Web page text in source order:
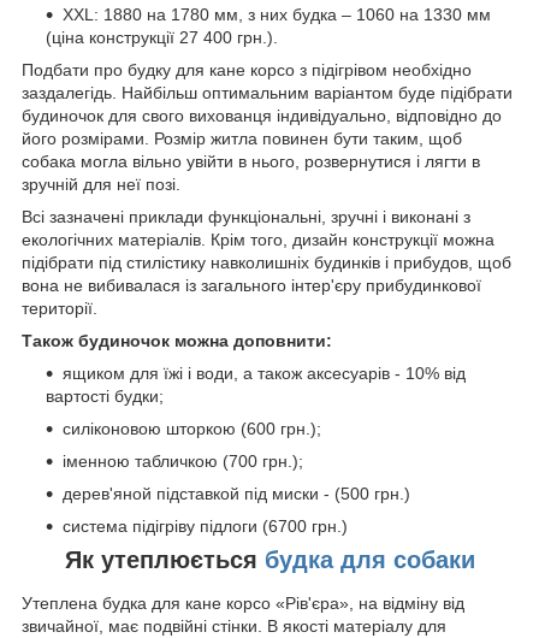
XXL: 1880 на 1780 мм, з них будка – 1060 на 1330 мм
(ціна конструкції 27 400 грн.).
Подбати про будку для кане корсо з підігрівом необхідно
заздалегідь. Найбільш оптимальним варіантом буде підібрати
будиночок для свого вихованця індивідуально, відповідно до
його розмірами. Розмір житла повинен бути таким, щоб
собака могла вільно увійти в нього, розвернутися і лягти в
зручній для неї позі.
Всі зазначені приклади функціональні, зручні і виконані з
екологічних матеріалів. Крім того, дизайн конструкції можна
підібрати під стилістику навколишніх будинків і прибудов, щоб
вона не вибивалася із загального інтер'єру прибудинкової
території.
Також будиночок можна доповнити:
ящиком для їжі і води, а також аксесуарів - 10% від
вартості будки;
силіконовою шторкою (600 грн.);
іменною табличкою (700 грн.);
дерев'яной підставкой під миски - (500 грн.)
система підігріву підлоги (6700 грн.)
Як утеплюється будка для собаки
Утеплена будка для кане корсо «Рів'єра», на відміну від
звичайної, має подвійні стінки. В якості матеріалу для